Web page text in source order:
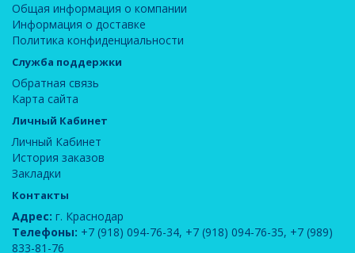
Общая информация о компании
Информация о доставке
Политика конфиденциальности
Служба поддержки
Обратная связь
Карта сайта
Личный Кабинет
Личный Кабинет
История заказов
Закладки
Контакты
Адрес: г. Краснодар
Телефоны: +7 (918) 094-76-34, +7 (918) 094-76-35, +7 (989)
833-81-76